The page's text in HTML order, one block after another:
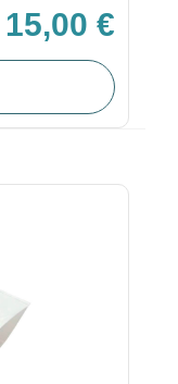
15,00 €